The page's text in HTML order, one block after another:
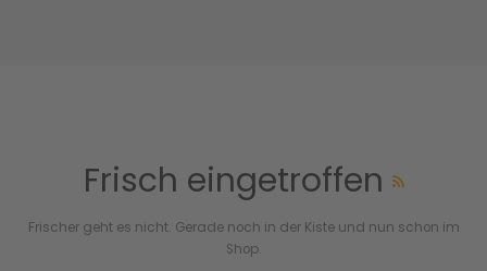
Frisch eingetroffen
Frischer geht es nicht. Gerade noch in der Kiste und nun schon im
Shop.